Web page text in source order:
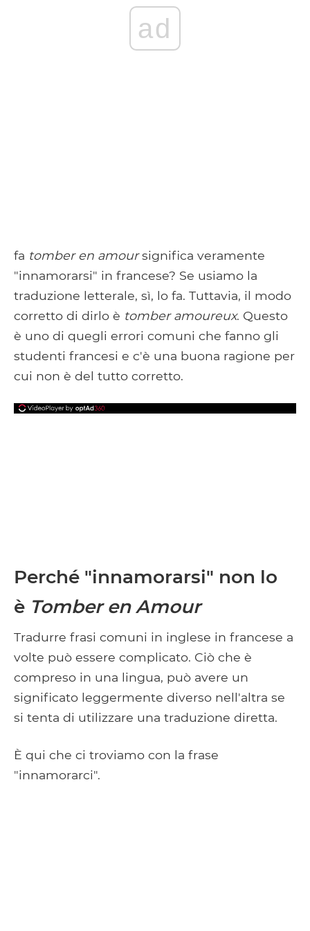
ad
fa tomber en amoursignifica veramente
"innamorarsi" in francese? Se usiamo la
traduzione letterale, sì, lo fa. Tuttavia, il modo
corretto di dirlo è tomber amoureux. Questo
è uno di quegli errori comuni che fanno gli
studenti francesi e c'è una buona ragione per
cui non è del tutto corretto.
Perché "innamorarsi" non lo
è Tomber en Amour
Tradurre frasi comuni in inglese in francese a
volte può essere complicato. Ciò che è
compreso in una lingua, può avere un
significato leggermente diverso nell'altra se
si tenta di utilizzare una traduzione diretta.
È qui che ci troviamo con la frase
"innamorarci".